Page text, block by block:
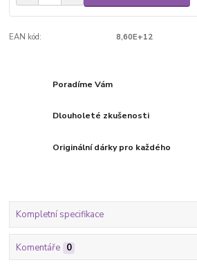
EAN kód: 8,60E+12
Poradíme Vám
Dlouholeté zkušenosti
Originální dárky pro každého
Kompletní specifikace
Komentáře 0